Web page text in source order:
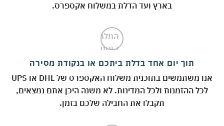
בארץ ועד הדלת במשלוח אקספרס.
תוך יום אחד בדלת ביתכם או בנקודת מסירה
אנו משתמשים בתוכנית משלוח האקספרס של DHL או UPS
לכל ההזמנות ולכל המדינות. לא משנה היכן אתם נמצאים,
תקבלו את החבילה שלכם בזמן.